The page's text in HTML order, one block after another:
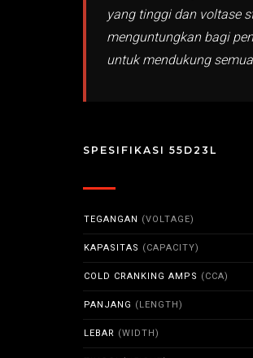
yang tinggi dan voltase
menguntungkan bagi
untuk mendukung
SPESIFIKASI 55D23L
TEGANGAN (VOLTAGE)
KAPASITAS (CAPACITY)
COLD CRANKING AMPS (CCA)
PANJANG (LENGTH)
LEBAR (WIDTH)